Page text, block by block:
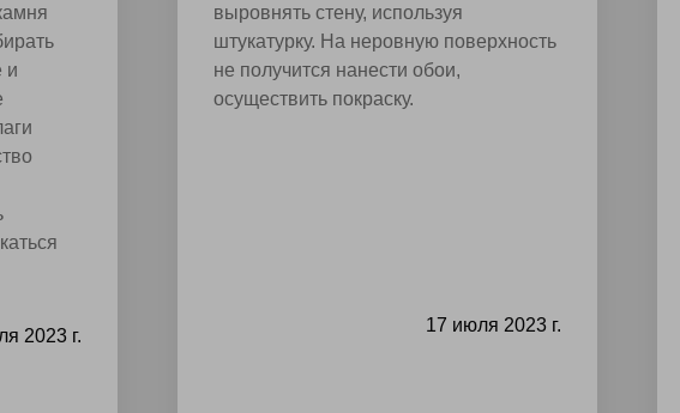
и
2023 г.
выровнять стену, используя
штукатурку. На неровную поверхность
не получится нанести обои,
осуществить покраску.
17 июля 2023 г.